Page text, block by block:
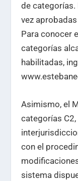
de categorías.
vez
Para conocer
categorías
habilitadas,
Asimismo, el
categorías
con el
sistema